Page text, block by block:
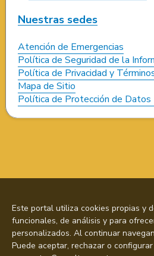
Nuestras sedes
Atención de Emergencias
Política de Seguridad de la
Política de Privacidad y
Mapa de Sitio
Política de Protección de Datos
Este portal utiliza cookies propias y
funcionales, de análisis y para
personalizados. Al continuar
Puede aceptar, rechazar o